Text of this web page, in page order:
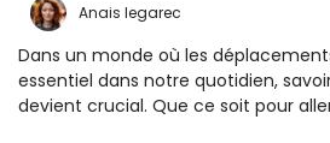
Anais legarec
Dans un monde où les
essentiel dans notre quotidien,
devient crucial. Que ce soit pour